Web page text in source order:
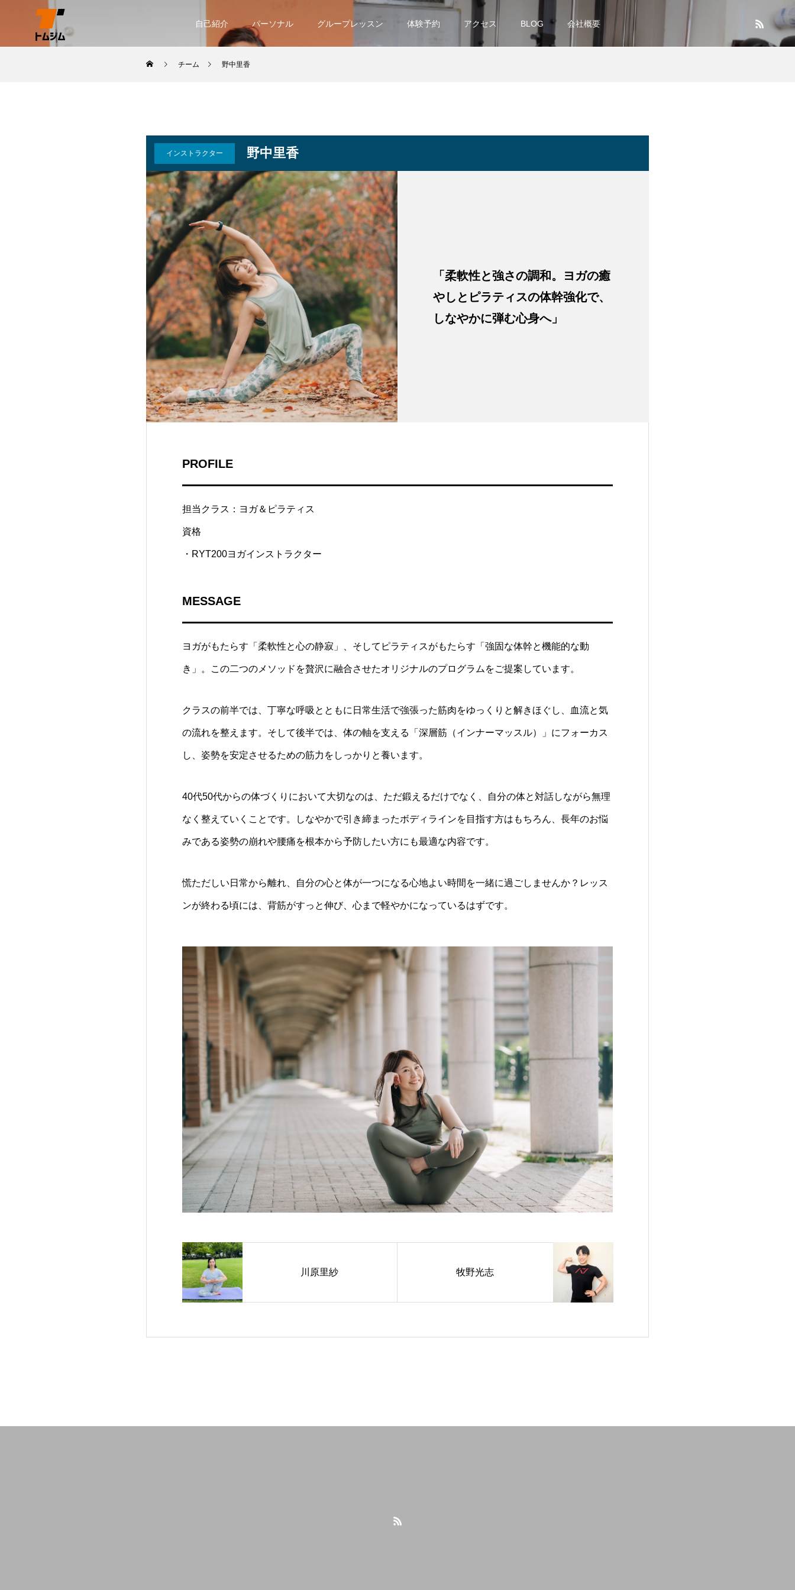
自己紹介 パーソナル グループレッスン 体験予約 アクセス BLOG 会社概要
チーム 野中里香
インストラクター 野中里香
「柔軟性と強さの調和。ヨガの癒
やしとピラティスの体幹強化で、
しなやかに弾む心身へ」
PROFILE
担当クラス：ヨガ＆ピラティス
資格
・RYT200ヨガインストラクター
MESSAGE
ヨガがもたらす「柔軟性と心の静寂」、そしてピラティスがもたらす「強固な体幹と機能的な動
き」。この二つのメソッドを贅沢に融合させたオリジナルのプログラムをご提案しています。
クラスの前半では、丁寧な呼吸とともに日常生活で強張った筋肉をゆっくりと解きほぐし、血流と気
の流れを整えます。そして後半では、体の軸を支える「深層筋（インナーマッスル）」にフォーカス
し、姿勢を安定させるための筋力をしっかりと養います。
40代50代からの体づくりにおいて大切なのは、ただ鍛えるだけでなく、自分の体と対話しながら無理
なく整えていくことです。しなやかで引き締まったボディラインを目指す方はもちろん、長年のお悩
みである姿勢の崩れや腰痛を根本から予防したい方にも最適な内容です。
慌ただしい日常から離れ、自分の心と体が一つになる心地よい時間を一緒に過ごしませんか？レッス
ンが終わる頃には、背筋がすっと伸び、心まで軽やかになっているはずです。
川原里紗 牧野光志